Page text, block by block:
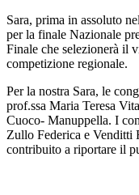
Sara, prima in assoluto nelle prove individuali, ha ottenuto il pass
per la finale Nazionale
Finale che selezionerà il
competizione regionale.
Per la nostra Sara, le congratulazioni da parte della Dirigente
prof.ssa Maria Teresa
Cuoco- Manuppella. I
Zullo Federica e Venditti
contribuito a riportare il